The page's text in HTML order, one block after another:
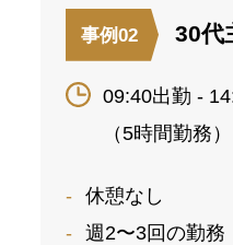
事例02 30代
09:40出勤 -
（5時間勤務）
休憩なし
週2〜3回の勤務